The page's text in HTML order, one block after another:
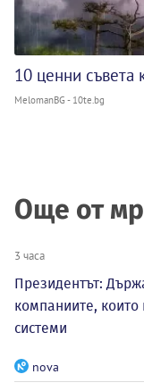
10 ценни съвета
MelomanBG - 10te.bg
Още от
3 часа
Президентът:
компаниите,
системи
nova